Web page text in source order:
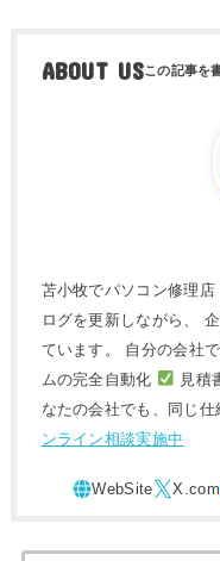
ABOUT US
苫小牧でパソコン修理
ログを更新しながら、
ています。 自分の会社
ムの完全自動化
見積
なたの会社でも、同じ仕
ンライン相談実施中